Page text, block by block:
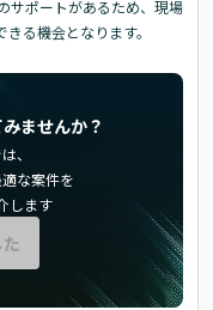
サポートがあるため、現場
る機会となります。
ませんか？
、
な案件を
します